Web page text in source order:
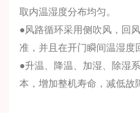
取内温湿度分布均匀。
●风路循环采用侧吹风，回
准，并且在开门瞬间温湿度
●升温、降温、加湿、除湿
本，增加整机寿命，减低故